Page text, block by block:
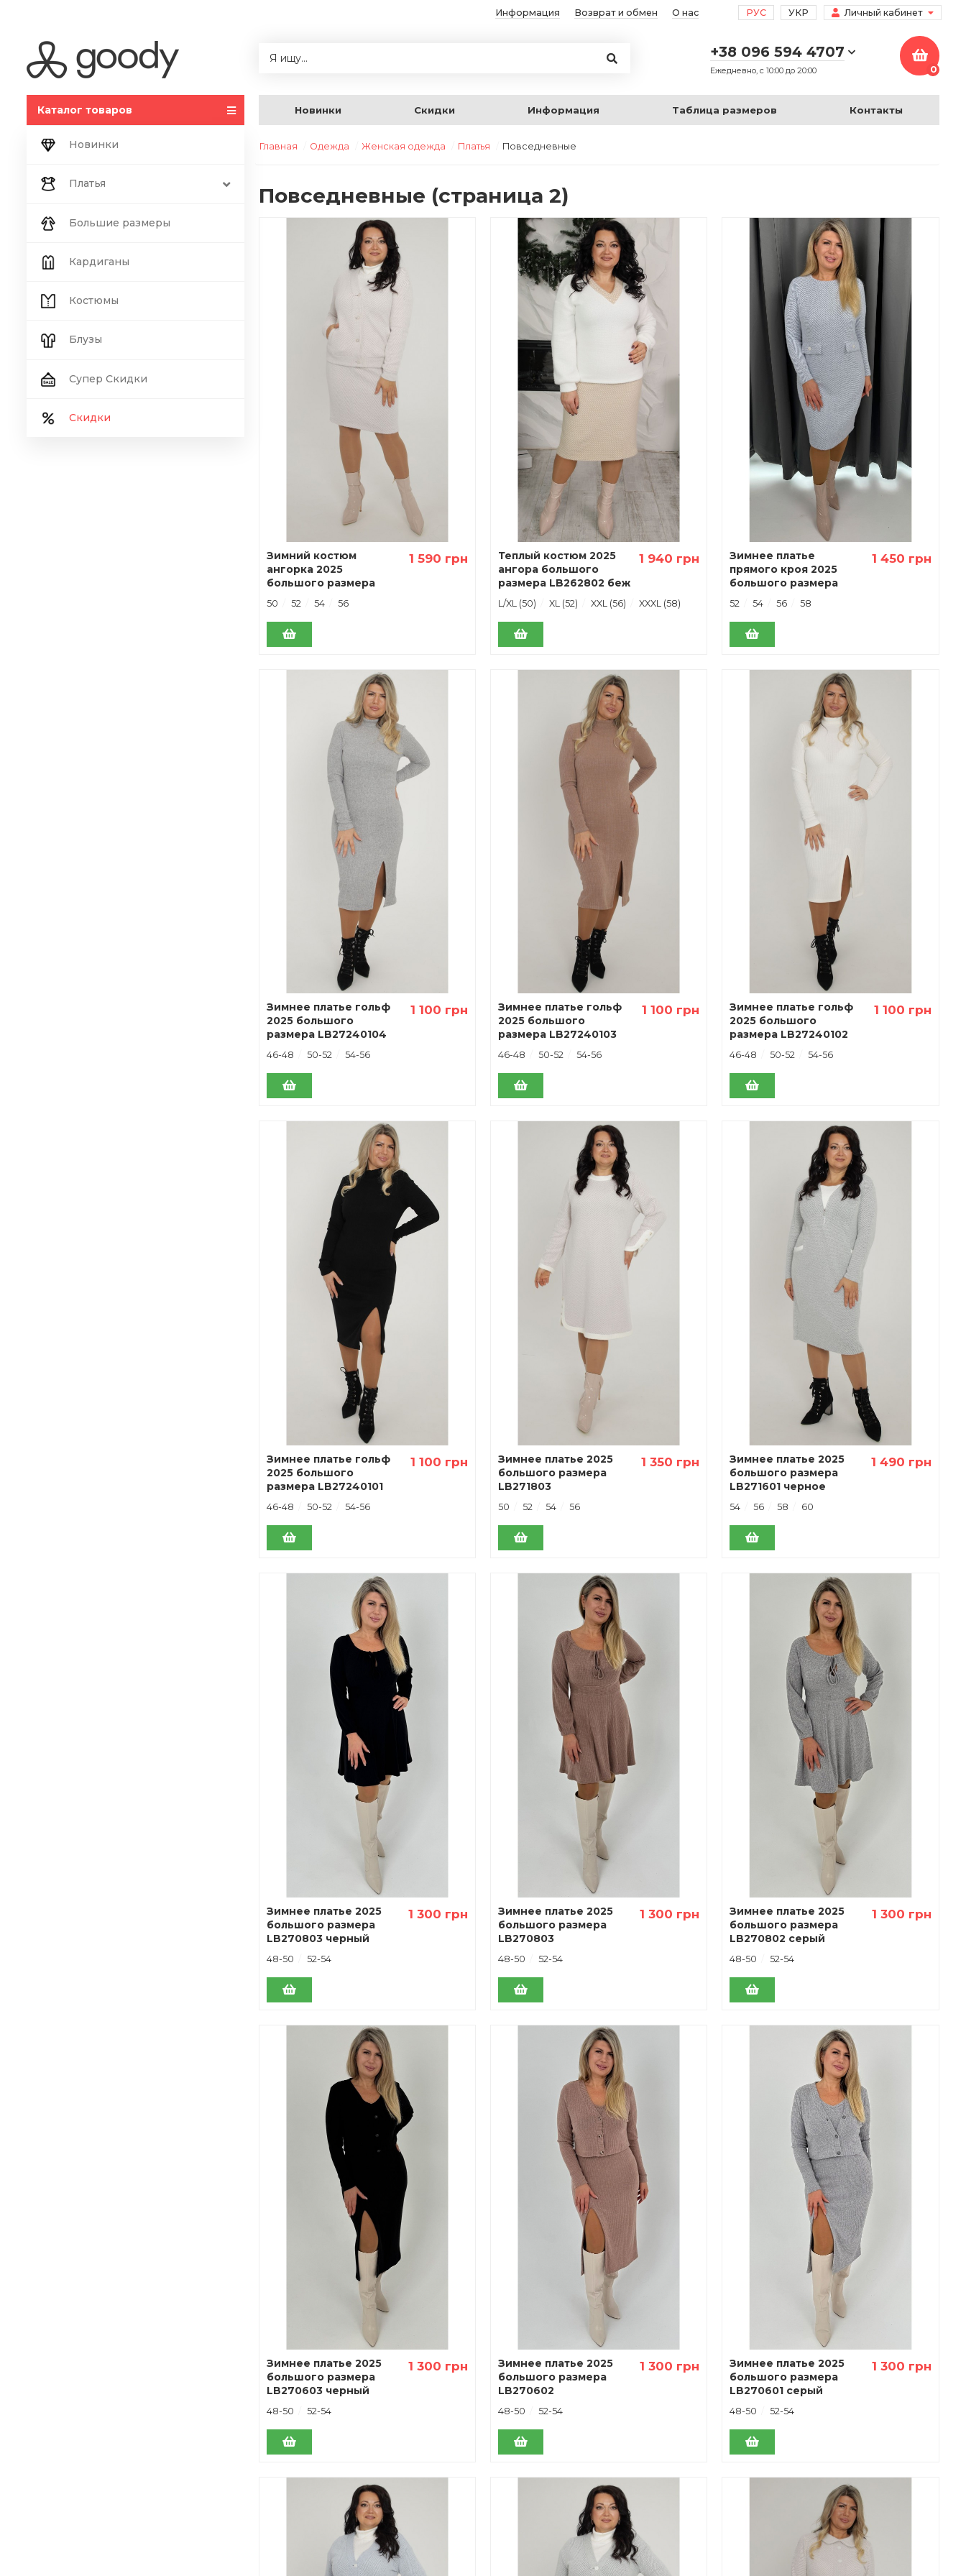
Личный кабинет
РУС УКР
Информация Возврат и обмен О нас
+38 096 594 4707
Ежедневно, с 10:00 до 20:00 0
Новинки Скидки Информация Таблица размеров Контакты
Каталог товаров
Новинки
Платья
Большие размеры
Кардиганы
Костюмы
Блузы
Супер Скидки
Скидки
Главная Одежда Женская одежда Платья Повседневные
Повседневные (страница 2)
1 590 грн
Зимний костюм
ангорка 2025
большого размера
50 52 54 56
1 940 грн
Теплый костюм 2025
ангора большого
размера LB262802 беж
L/XL (50) XL (52) XXL (56) XXXL (58)
1 450 грн
Зимнее платье
прямого кроя 2025
большого размера
52 54 56 58
1 100 грн
Зимнее платье гольф
2025 большого
размера LB27240104
46-48 50-52 54-56
1 100 грн
Зимнее платье гольф
2025 большого
размера LB27240103
46-48 50-52 54-56
1 100 грн
Зимнее платье гольф
2025 большого
размера LB27240102
46-48 50-52 54-56
1 100 грн
Зимнее платье гольф
2025 большого
размера LB27240101
46-48 50-52 54-56
1 350 грн
Зимнее платье 2025
большого размера
LB271803
50 52 54 56
1 490 грн
Зимнее платье 2025
большого размера
LB271601 черное
54 56 58 60
1 300 грн
Зимнее платье 2025
большого размера
LB270803 черный
48-50 52-54
1 300 грн
Зимнее платье 2025
большого размера
LB270803
48-50 52-54
1 300 грн
Зимнее платье 2025
большого размера
LB270802 серый
48-50 52-54
1 300 грн
Зимнее платье 2025
большого размера
LB270603 черный
48-50 52-54
1 300 грн
Зимнее платье 2025
большого размера
LB270602
48-50 52-54
1 300 грн
Зимнее платье 2025
большого размера
LB270601 серый
48-50 52-54